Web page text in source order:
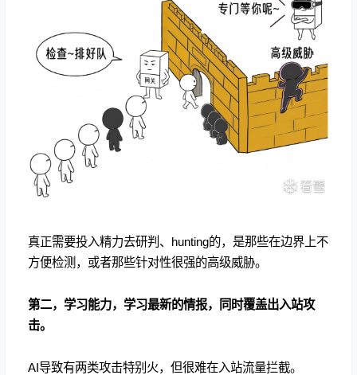
真正需要投入精力去研判、hunting的，是那些在边界上不
方便检测，或者那些针对性很强的高级威胁。
第二，学习能力，学习最新的情报，同时覆盖出入站攻
击。
AI导致有两类攻击特别火，但很难在入站流量拦截。